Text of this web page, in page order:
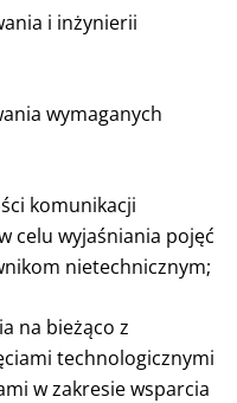
i inżynierii
wymaganych
komunikacji
celu wyjaśniania pojęć
nietechnicznym;
na bieżąco z
technologicznymi
w zakresie wsparcia